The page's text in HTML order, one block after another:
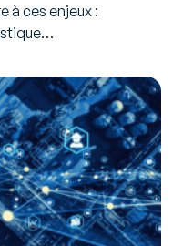
à ces enjeux :